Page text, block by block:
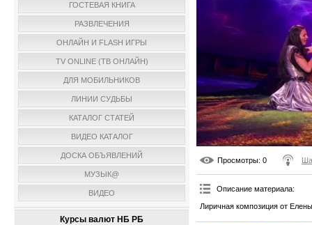
ГОСТЕВАЯ КНИГА
РАЗВЛЕЧЕНИЯ
ОНЛАЙН И FLASH ИГРЫ
TV ONLINE (ТВ ОНЛАЙН)
ДЛЯ МОБИЛЬНИКОВ
ЛИНИИ СУДЬБЫ
КАТАЛОГ СТАТЕЙ
ВИДЕО КАТАЛОГ
ДОСКА ОБЪЯВЛЕНИЙ
МУЗЫК@
ВИДЕО
Курсы валют НБ РБ
Просмотры: 0
Описание материала:
Лиричная композиция от